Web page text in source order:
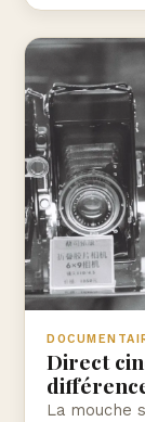
Direct
La mouche